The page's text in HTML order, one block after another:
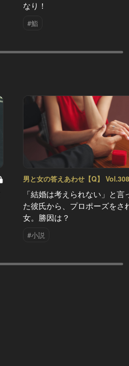
なり！
#鮨
男と女の答えあわせ【Q】
「結婚は考えられない」と言
た彼氏から、プロポーズをさ
女。勝因は？
#小説